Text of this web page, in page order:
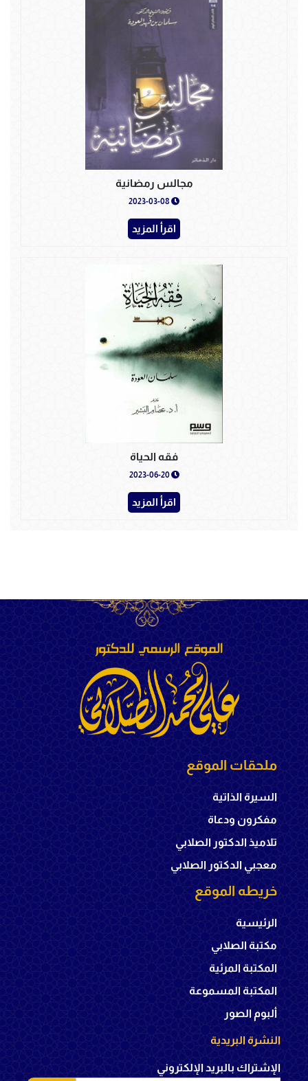
مجالس رمضانية
اقرأ المزيد
فقه الحياة
2023-06-20
اقرأ المزيد
ملحقات الموقع
السيرة الذاتية
مفكرون ودعاة
تلاميذ الدكتور الصلابي
معجبي الدكتور الصلابي
خريطه الموقع
الرئيسية
مكتبة الصلابي
المكتبة المرئية
المكتبة المسموعة
ألبوم الصور
النشرة البريدية
الإشتراك بالبريد الإلكتروني